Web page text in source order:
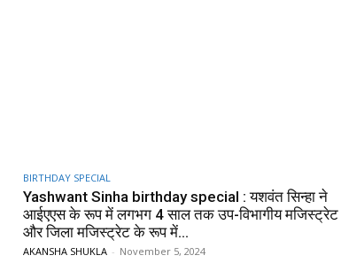
BIRTHDAY SPECIAL
Yashwant Sinha birthday special : यशवंत सिन्हा ने
आईएएस के रूप में लगभग 4 साल तक उप-विभागीय मजिस्ट्रेट
और जिला मजिस्ट्रेट के रूप में...
AKANSHA SHUKLA - November 5, 2024